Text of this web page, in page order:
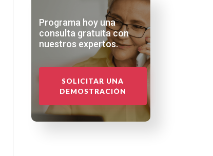
Programa hoy una
consulta gratuita con
nuestros expertos.
SOLICITAR UNA
DEMOSTRACIÓN